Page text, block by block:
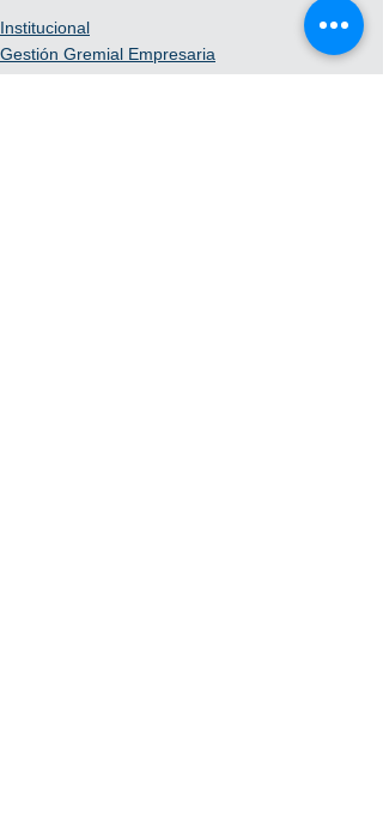
Institucional
Gestión Gremial Empresaria
Comunicado